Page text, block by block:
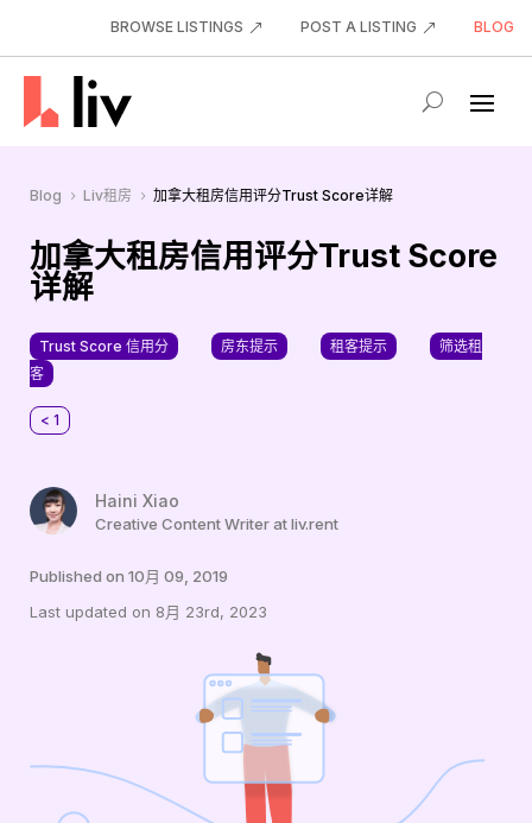
BROWSE LISTINGS POST A LISTING BLOG
Blog 5 Liv租房 5 加拿大租房信用评分Trust Score详解
加拿大租房信用评分Trust Score
详解
Trust Score 信用分 房东提示 租客提示
筛选租
客
< 1
Haini Xiao
Creative Content Writer at liv.rent
Published on 10月 09, 2019
Last updated on 8月 23rd, 2023